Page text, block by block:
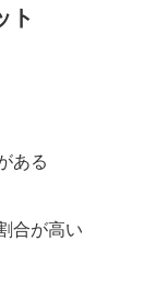
ト
ある
合が高い